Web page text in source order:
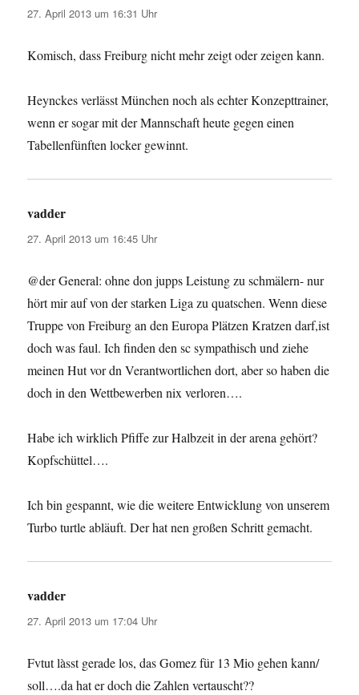
27. April 2013 um 16:31 Uhr
Komisch, dass Freiburg nicht mehr zeigt oder zeigen kann.
Heynckes verlässt München noch als echter Konzepttrainer,
wenn er sogar mit der Mannschaft heute gegen einen
Tabellenfünften locker gewinnt.
vadder
27. April 2013 um 16:45 Uhr
@der General: ohne don jupps Leistung zu schmälern- nur
hört mir auf von der starken Liga zu quatschen. Wenn diese
Truppe von Freiburg an den Europa Plätzen Kratzen darf,ist
doch was faul. Ich finden den sc sympathisch und ziehe
meinen Hut vor dn Verantwortlichen dort, aber so haben die
doch in den Wettbewerben nix verloren….
Habe ich wirklich Pfiffe zur Halbzeit in der arena gehört?
Kopfschüttel….
Ich bin gespannt, wie die weitere Entwicklung von unserem
Turbo turtle abläuft. Der hat nen großen Schritt gemacht.
vadder
27. April 2013 um 17:04 Uhr
Fvtut làsst gerade los, das Gomez für 13 Mio gehen kann/
soll….da hat er doch die Zahlen vertauscht??